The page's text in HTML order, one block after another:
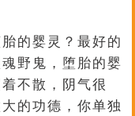
的婴灵？最好的
野鬼，堕胎的婴
不散，阴气很
的功德，你单独